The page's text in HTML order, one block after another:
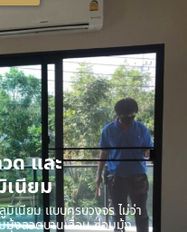
ด และ
เนียม
เนียม แบบครบวงจร ไม่ว่า
มุ้งลวดบานเลื่อน ซ่อมมุ้ง